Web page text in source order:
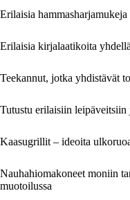
Erilaisia
Erilaisia kirjalaatikoita
Teekannut, jotka yhdistävät
Tutustu erilaisiin
Kaasugrillit – ideoita
Nauhahiomakoneet moniin
muotoilussa